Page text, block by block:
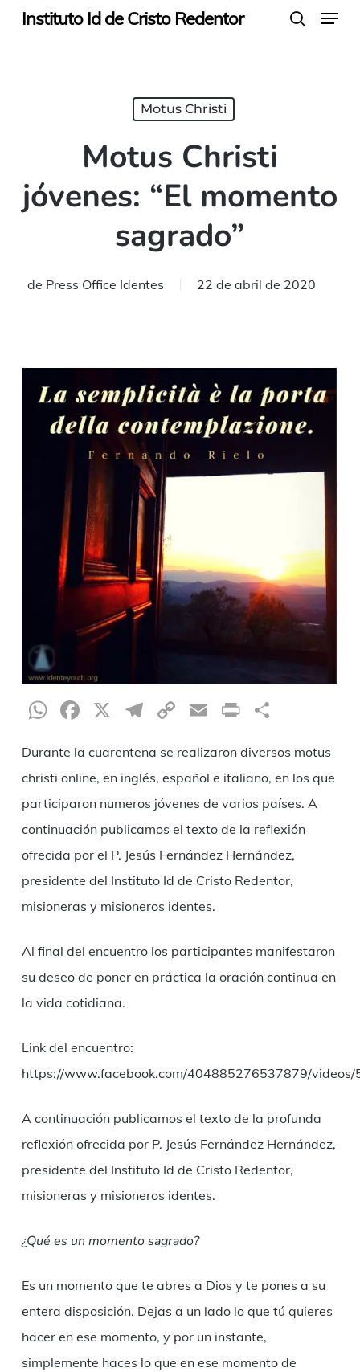
SkipInstituto Id de Cristo Redentor Menu
Motus Christi
Motus Christi
jóvenes: “El momento
sagrado”
de Press Office Identes 22 de abril de 2020
WhatsApp
Facebook
X Telegram
CopyEmailPrint
Durante la cuarentena se realizaron diversos motus
christi online, en inglés, español e italiano, en los que
participaron numeros jóvenes de varios países. A
continuación publicamos el texto de la reflexión
ofrecida por el P. Jesús Fernández Hernández,
presidente del Instituto Id de Cristo Redentor,
misioneras y misioneros identes.
Al final del encuentro los participantes manifestaron
su deseo de poner en práctica la oración continua en
la vida cotidiana.
Link del encuentro:
https://www.facebook.com/404885276537879/
A continuación publicamos el texto de la profunda
reflexión ofrecida por P. Jesús Fernández Hernández,
presidente del Instituto Id de Cristo Redentor,
misioneras y misioneros identes.
¿Qué es un momento sagrado?
Es un momento que te abres a Dios y te pones a su
entera disposición. Dejas a un lado lo que tú quieres
hacer en ese momento, y por un instante,
simplemente haces lo que en ese momento de